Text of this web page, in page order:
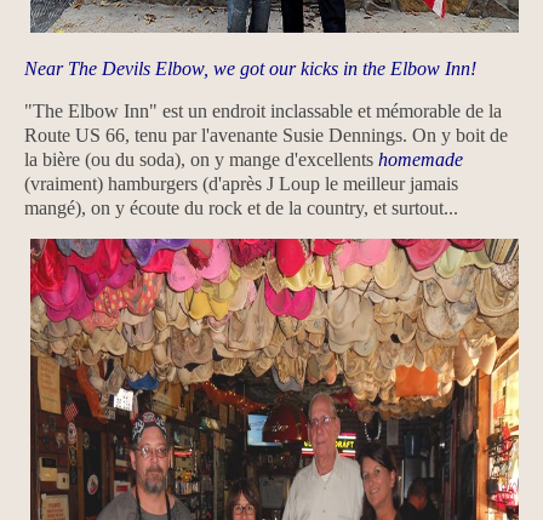
Near The Devils Elbow, we got our kicks in the Elbow Inn!
"The Elbow Inn" est un endroit inclassable et mémorable de la
Route US 66, tenu par l'avenante Susie Dennings. On y boit de
la bière (ou du soda), on y mange d'excellents homemade
(vraiment) hamburgers (d'après J Loup le meilleur jamais
mangé), on y écoute du rock et de la country, et surtout...